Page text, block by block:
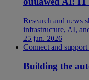
Research and news
infrastructure, AI,
25 jun. 2026
Connect and support
Building the